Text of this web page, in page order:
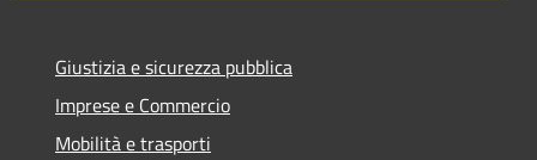
Giustizia e sicurezza pubblica
Imprese e Commercio
Mobilità e trasporti